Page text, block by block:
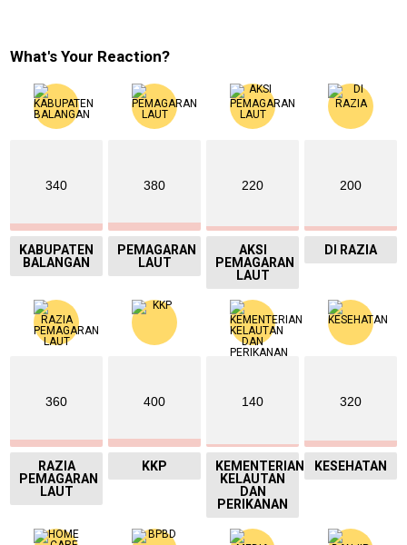
What's Your Reaction?
340
KABUPATEN
BALANGAN
380
PEMAGARAN
LAUT
220
AKSI
PEMAGARAN
LAUT
200
DI RAZIA
360
RAZIA
PEMAGARAN
LAUT
400
KKP
140
KEMENTERIAN
KELAUTAN
DAN
PERIKANAN
320
KESEHATAN